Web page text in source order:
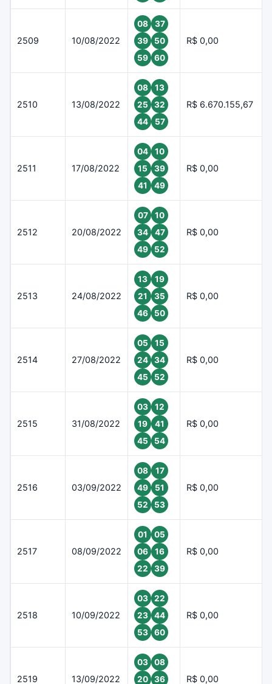
2509 10/08/2022
08
37
39
50
59
60
R$ 0,00
2510 13/08/2022
08
13
25
32
44
57
R$ 6.670.155,67
2511 17/08/2022
04
10
15
39
41
49
R$ 0,00
2512 20/08/2022
07
10
34
47
49
52
R$ 0,00
2513 24/08/2022
13
19
21
35
46
50
R$ 0,00
2514 27/08/2022
05
15
24
34
45
52
R$ 0,00
2515 31/08/2022
03
12
19
41
45
54
R$ 0,00
2516 03/09/2022
08
17
49
51
52
53
R$ 0,00
2517 08/09/2022
01
05
06
16
22
39
R$ 0,00
2518 10/09/2022
03
22
23
44
53
60
R$ 0,00
2519 13/09/2022
03
08
20
36 R$ 0,00